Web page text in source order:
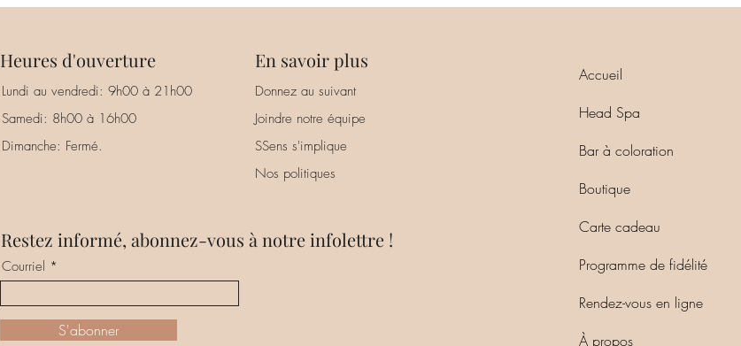
Heures d'ouverture
Lundi au vendredi: 9h00 à 21h00
Samedi: 8h00 à 16h00
Dimanche: Fermé.
En savoir plus
Donnez au suivant
Joindre notre équipe
SSens s'implique
Nos politiques
Restez informé, abonnez-vous à notre infolettre !
Courriel
S'abonner
Accueil
Head Spa
Bar à coloration
Boutique
Carte cadeau
Programme de fidélité
Rendez-vous en ligne
À propos